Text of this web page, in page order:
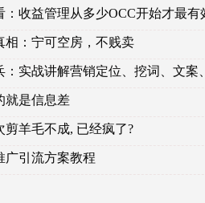
：收益管理从多少OCC开始才最有
相：宁可空房，不贱卖
：实战讲解营销定位、挖词、文案
就是信息差
剪羊毛不成, 已经疯了?
广引流方案教程